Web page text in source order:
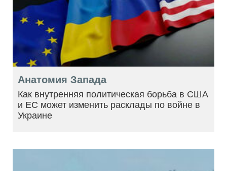
Анатомия Запада
Как внутренняя политическая борьба в США
и ЕС может изменить расклады по войне в
Украине